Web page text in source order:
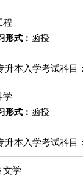
程
形式： 函授
升本入学考试科目
学
形式： 函授
升本入学考试科目
文学